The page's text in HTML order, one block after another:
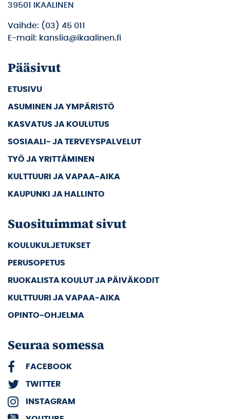
39501 IKAALINEN
Vaihde: (03) 45 011
E-mail: kanslia@ikaalinen.fi
Pääsivut
ETUSIVU
ASUMINEN JA YMPÄRISTÖ
KASVATUS JA KOULUTUS
SOSIAALI- JA TERVEYSPALVELUT
TYÖ JA YRITTÄMINEN
KULTTUURI JA VAPAA-AIKA
KAUPUNKI JA HALLINTO
Suosituimmat sivut
KOULUKULJETUKSET
PERUSOPETUS
RUOKALISTA KOULUT JA PÄIVÄKODIT
KULTTUURI JA VAPAA-AIKA
OPINTO-OHJELMA
Seuraa somessa
FACEBOOK
TWITTER
INSTAGRAM